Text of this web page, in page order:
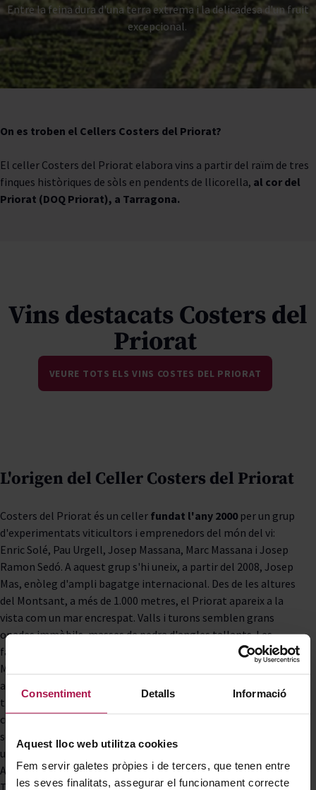
Consentiment Detalls Informació
Aquest lloc web utilitza cookies
Fem servir galetes pròpies i de tercers, que tenen entre
les seves finalitats, assegurar el funcionament correcte
Entre la feina dura d'una terra extrema i la delicadesa d'un fruit
excepcional.
On es troben el Cellers Costers del Priorat?
El celler Costers del Priorat elabora vins a partir del raïm de tres
finques històriques de sòls en pendents de llicorella, al cor del
Priorat (DOQ Priorat), a Tarragona.
Vins destacats Costers del
Priorat
VEURE TOTS ELS VINS COSTES DEL PRIORAT
L'origen del Celler Costers del Priorat
Costers del Priorat és un celler fundat l'any 2000 per un grup
d'experimentats viticultors i emprenedors del món del vi:
Enric Solé, Pau Urgell, Josep Massana, Marc Massana i Josep
Ramon Sedó. A aquest grup s'hi uneix, a partir del 2008, Josep
Mas, enòleg d'ampli bagatge internacional. Des de les altures
del Montsant, a més de 1.000 metres, el Priorat apareix a la
vista com un mar encrespat. Valls i turons semblen grans
onades immòbils, masses de pedra d'angles tallants. Les
falles i els plecs, i la tasca lenta i tenaç dels rius Siurana,
Montsant i Cortiella han format un relleu hipnòticament
abrupte. Aquests vessants costeruts coberts de pissarra
trencadissa, que es coneixen com 'costers', allotgen el difícil
cultiu tradicional de la vinya prioratina. Fortes pendents,
sostingudes aquí i allà per petits murets secs, retallades per
un cel que esclata. Les finques anomenades Sant Martí, Mas
Alsera i Les Solanes estan ubicades als municipis de Bellmunt,
Torroja i El Molar, respectivament. L'edifici del celler es troba